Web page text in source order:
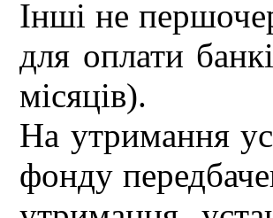
Інші не
для оплати
місяців).
На утримання
фонду